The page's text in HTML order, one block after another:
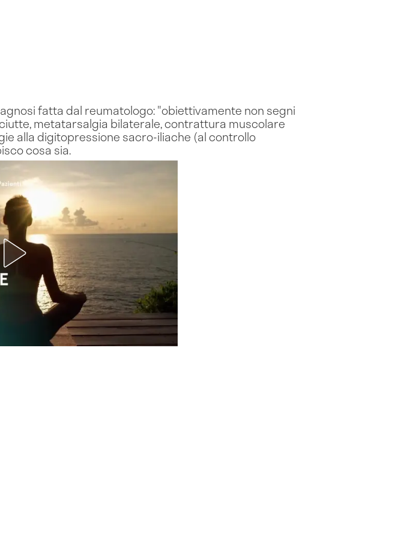
fatta dal reumatologo: "obiettivamente non segni
metatarsalgia bilaterale, contrattura muscolare
alla digitopressione sacro-iliache (al controllo
cosa sia.